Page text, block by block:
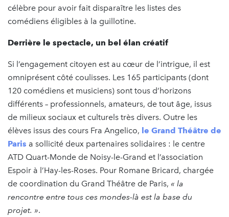
célèbre pour avoir fait disparaître les listes des
comédiens éligibles à la guillotine.
Derrière le spectacle, un bel élan créatif
Si l’engagement citoyen est au cœur de l’intrigue, il est
omniprésent côté coulisses. Les 165 participants (dont
120 comédiens et musiciens) sont tous d’horizons
différents – professionnels, amateurs, de tout âge, issus
de milieux sociaux et culturels très divers. Outre les
élèves issus des cours Fra Angelico, le Grand Théâtre de
Paris a sollicité deux partenaires solidaires : le centre
ATD Quart-Monde de Noisy-le-Grand et l’association
Espoir à l’Hay-les-Roses. Pour Romane Bricard, chargée
de coordination du Grand Théâtre de Paris, « la
rencontre entre tous ces mondes-là est la base du
projet. ».